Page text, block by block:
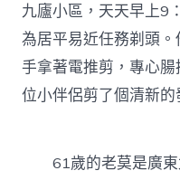
九廬小區，天天早上9
為居平易近任務剃頭
手拿著電推剪，專心
位小伴侶剪了個清新的
61歲的老莫是廣東